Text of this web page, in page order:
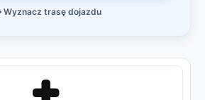
Wyznacz trasę dojazdu